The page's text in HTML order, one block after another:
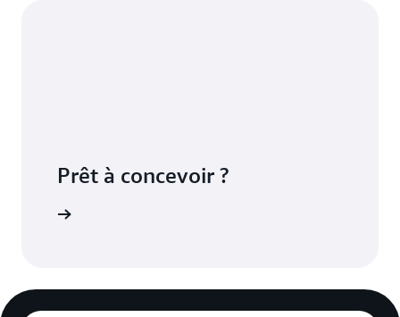
Prêt à concevoir ?